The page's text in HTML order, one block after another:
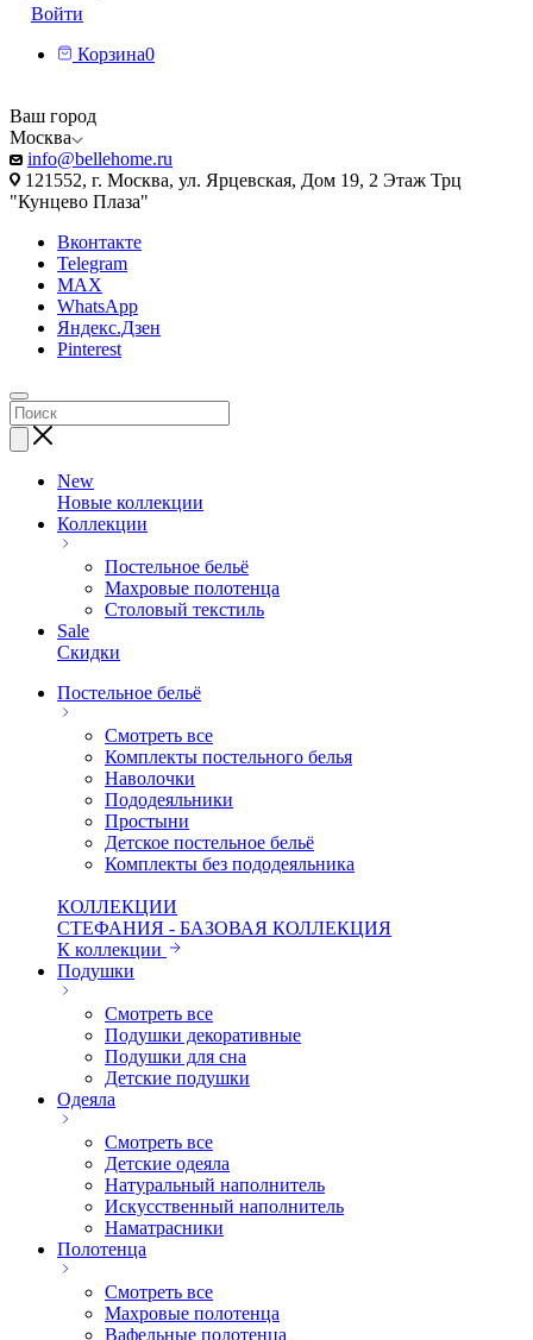
Войти
Корзина0
Ваш город
Москва
info@bellehome.ru
121552, г. Москва, ул. Ярцевская, Дом 19, 2 Этаж Трц
"Кунцево Плаза"
Вконтакте
Telegram
MAX
WhatsApp
Яндекс.Дзен
Pinterest
New
Новые коллекции
Коллекции
Постельное бельё
Махровые полотенца
Столовый текстиль
Sale
Скидки
Постельное бельё
Смотреть все
Комплекты постельного белья
Наволочки
Пододеяльники
Простыни
Детское постельное бельё
Комплекты без пододеяльника
КОЛЛЕКЦИИ
СТЕФАНИЯ - БАЗОВАЯ КОЛЛЕКЦИЯ
К коллекции
Подушки
Смотреть все
Подушки декоративные
Подушки для сна
Детские подушки
Одеяла
Смотреть все
Детские одеяла
Натуральный наполнитель
Искуcственный наполнитель
Наматрасники
Полотенца
Смотреть все
Махровые полотенца
Вафельные полотенца